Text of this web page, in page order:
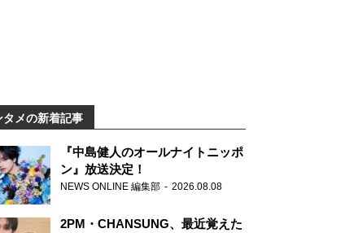
タメの新着記事
『中島健人のオールナイトニッポ
ン』放送決定！
NEWS ONLINE 編集部 2026.08.08
2PM・CHANSUNG、最近覚えた